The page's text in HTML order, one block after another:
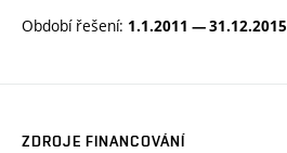
Období řešení: 1.1.2011 — 31.12.2015
ZDROJE FINANCOVÁNÍ